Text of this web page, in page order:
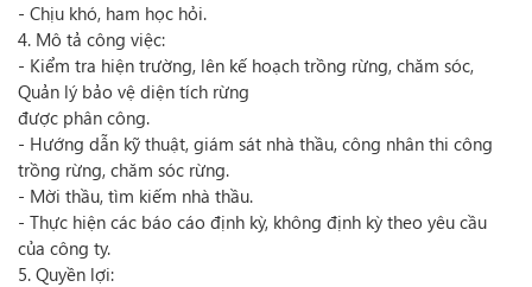
- Chịu khó, ham học hỏi.
4. Mô tả công việc:
- Kiểm tra hiện trường, lên kế hoạch trồng rừng, chăm sóc,
Quản lý bảo vệ diện tích rừng
được phân công.
- Hướng dẫn kỹ thuật, giám sát nhà thầu, công nhân thi công
trồng rừng, chăm sóc rừng.
- Mời thầu, tìm kiếm nhà thầu.
- Thực hiện các báo cáo định kỳ, không định kỳ theo yêu cầu
của công ty.
5. Quyền lợi: